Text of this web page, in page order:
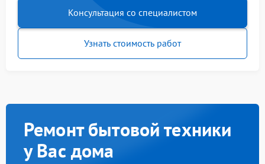
Консультация со специалистом
Узнать стоимость работ
Ремонт бытовой техники
у Вас дома